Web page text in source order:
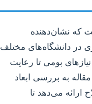
که نشان‌دهنده
در دانشگاه‌های مختلف
بومی تا رعایت
به بررسی ابعاد
ارائه می‌دهد تا